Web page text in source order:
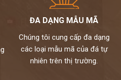
(tương khắc)
chọn tranh đá màu trắng, ghi,
đậm đến nhạt. Tránh vàng, nâu
(tương khắc).
chọn đỏ, xanh lá cây, cam (tương
xanh biển sẫm, xám.
chọn tranh đá màu đỏ, tím, hồng,
ĐA DẠNG MẪU MÃ
Chúng tôi cung cấp đa dạng
các loại mẫu mã của đá tự
nhiên trên thị trường.